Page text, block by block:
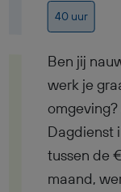
40 uur
Ben jij
werk je
Dagdienst
tussen de
maand,